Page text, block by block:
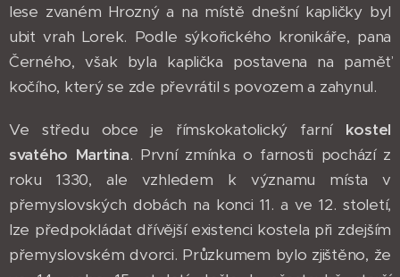
lese zvaném Hrozný a na místě dnešní kapličky byl
ubit vrah Lorek. Podle sýkořického kronikáře, pana
Černého, však byla kaplička postavena na paměť
kočího, který se zde převrátil s povozem a zahynul.
Ve středu obce je římskokatolický farní kostel
svatého Martina. První zmínka o farnosti pochází z
roku 1330, ale vzhledem k významu místa v
přemyslovských dobách na konci 11. a ve 12. století,
lze předpokládat dřívější existenci kostela při zdejším
přemyslovském dvorci. Průzkumem bylo zjištěno, že